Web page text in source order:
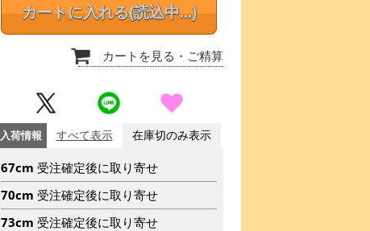
カートに入れる(読込中...)
カートを見る ・ご精算
入荷情報 すべて表示 在庫切のみ表示
67cm 受注確定後に取り寄せ
70cm 受注確定後に取り寄せ
73cm 受注確定後に取り寄せ